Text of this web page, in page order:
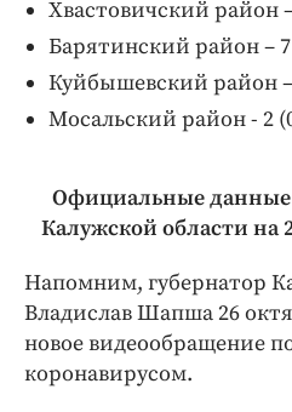
Хвастовичский район
Барятинский район – 7
Куйбышевский район –
Мосальский район - 2
Официальные данные
Калужской области на
Напомним, губернатор
Владислав Шапша 26
новое видеообращение
коронавирусом.